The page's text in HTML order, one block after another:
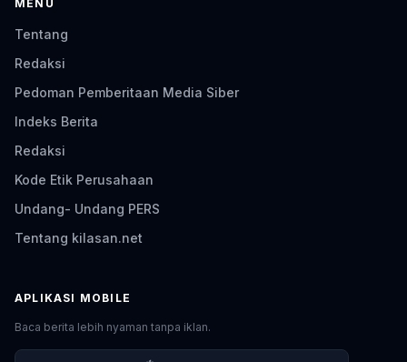
MENU
Tentang
Redaksi
Pedoman Pemberitaan Media Siber
Indeks Berita
Redaksi
Kode Etik Perusahaan
Undang- Undang PERS
Tentang kilasan.net
APLIKASI MOBILE
Baca berita lebih nyaman tanpa iklan.